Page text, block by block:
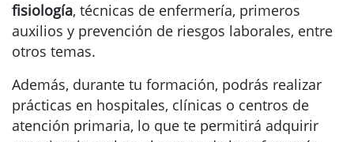
fisiología, técnicas de enfermería, primeros
auxilios y prevención de riesgos laborales, entre
otros temas.
Además, durante tu formación, podrás realizar
prácticas en hospitales, clínicas o centros de
atención primaria, lo que te permitirá adquirir